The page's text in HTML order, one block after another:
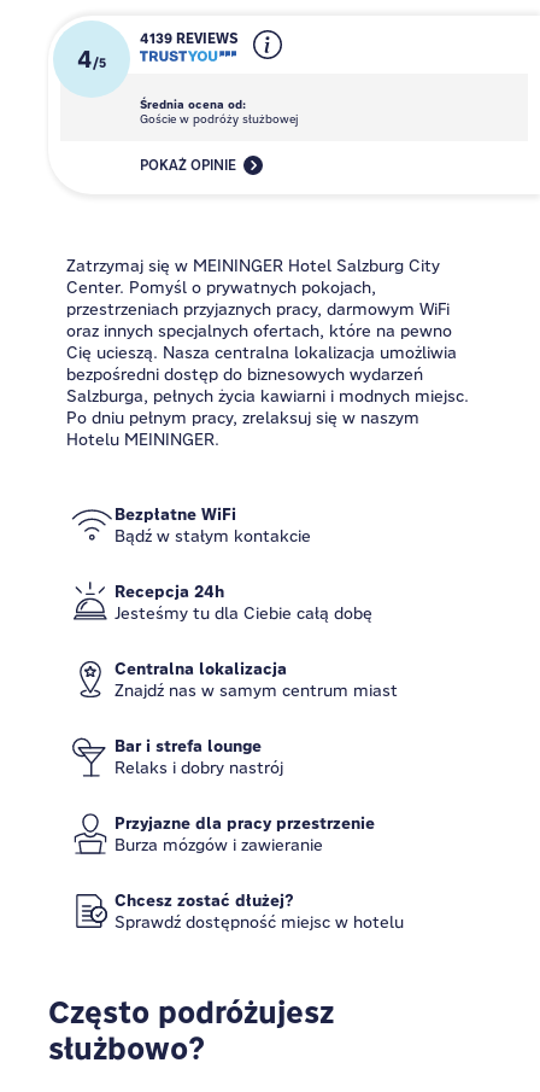
4/5
4139 REVIEWS
Średnia ocena od:
Goście w podróży służbowej
POKAŻ OPINIE
Zatrzymaj się w MEININGER Hotel Salzburg City
Center. Pomyśl o prywatnych pokojach,
przestrzeniach przyjaznych pracy, darmowym WiFi
oraz innych specjalnych ofertach, które na pewno
Cię ucieszą. Nasza centralna lokalizacja umożliwia
bezpośredni dostęp do biznesowych wydarzeń
Salzburga, pełnych życia kawiarni i modnych miejsc.
Po dniu pełnym pracy, zrelaksuj się w naszym
Hotelu MEININGER.
Bezpłatne WiFi
Bądź w stałym kontakcie
Recepcja 24h
Jesteśmy tu dla Ciebie całą dobę
Centralna lokalizacja
Znajdź nas w samym centrum miast
Bar i strefa lounge
Relaks i dobry nastrój
Przyjazne dla pracy przestrzenie
Burza mózgów i zawieranie
Chcesz zostać dłużej?
Sprawdź dostępność miejsc w hotelu
Często podróżujesz
służbowo?